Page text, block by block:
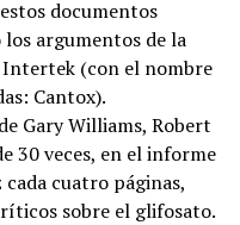
documentos
argumentos de la
Intertek (con el nombre
Cantox).
Gary Williams, Robert
30 veces, en el informe
cada cuatro páginas,
sobre el glifosato.